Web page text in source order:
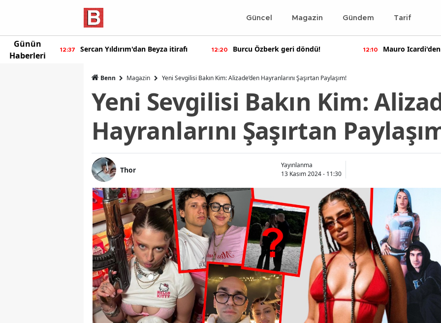
Güncel Magazin Gündem Tarif
Günün
Haberleri
itirafı 12:20 Burcu Özberk geri döndü! 12:10
Mauro Icardi'den olay yaratan
11:55
Bennu Gerede
Benn Magazin Yeni Sevgilisi Bakın Kim: Alizade’den Hayranlarını Şaşırtan Paylaşım!
Yeni Sevgilisi Bakın Kim:
Hayranlarını Şaşırtan
Thor
Yayınlanma
13 Kasım 2024 - 11:30